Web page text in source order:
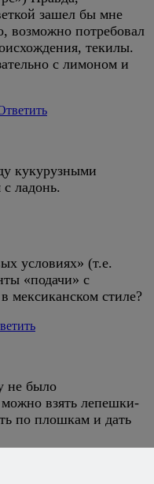
зашел бы мне
возможно потребовал
текилы.
с лимоном и
кукурузными
ладонь.
условиях» (т.е.
«подачи» с
мексиканском стиле?
не было
взять лепешки-
по плошкам и дать